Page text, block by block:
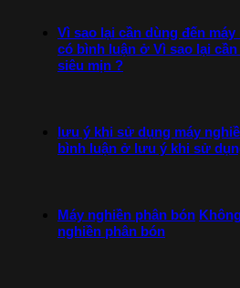
Vì sao lại cần dùng đến
có bình luận ở Vì sao lại
siêu mịn ?
lưu ý khi sử dụng máy
bình luận ở lưu ý khi sử
Máy nghiền phân bón
nghiền phân bón